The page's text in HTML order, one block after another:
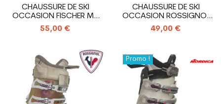
CHAUSSURE DE SKI
OCCASION FISCHER MY
ONE 80 XTR
55,00 €
CHAUSSURE DE SKI
OCCASION ROSSIGNOL
ALLTRACK
49,00 €
Promo !